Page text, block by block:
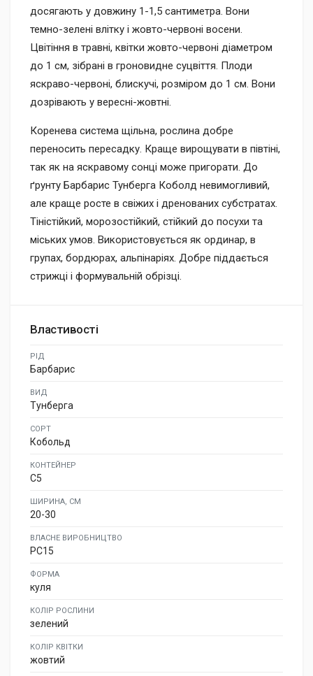
досягають у довжину 1-1,5 сантиметра. Вони
темно-зелені влітку і жовто-червоні восени.
Цвітіння в травні, квітки жовто-червоні діаметром
до 1 см, зібрані в гроновидне суцвіття. Плоди
яскраво-червоні, блискучі, розміром до 1 см. Вони
дозрівають у вересні-жовтні.
Коренева система щільна, рослина добре
переносить пересадку. Краще вирощувати в півтіні,
так як на яскравому сонці може пригорати. До
ґрунту Барбарис Тунберга Коболд невимогливий,
але краще росте в свіжих і дренованих субстратах.
Тіністійкий, морозостійкий, стійкий до посухи та
міських умов. Використовується як ординар, в
групах, бордюрах, альпінаріях. Добре піддається
стрижці і формувальній обрізці.
Властивості
РІД
Барбарис
ВИД
Тунберга
СОРТ
Кобольд
КОНТЕЙНЕР
C5
ШИРИНА, СМ
20-30
ВЛАСНЕ ВИРОБНИЦТВО
PC15
ФОРМА
куля
КОЛІР РОСЛИНИ
зелений
КОЛІР КВІТКИ
жовтий